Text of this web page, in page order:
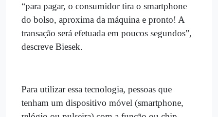
“para pagar, o consumidor tira o smartphone
do bolso, aproxima da máquina e pronto! A
transação será efetuada em poucos segundos”,
descreve Biesek.
Para utilizar essa tecnologia, pessoas que
tenham um dispositivo móvel (smartphone,